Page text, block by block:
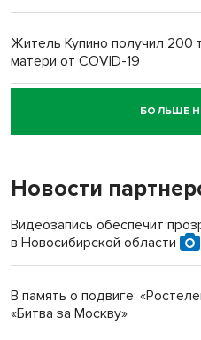
Житель Купино получил 200
матери от COVID-19
Новосибирский суд наказал
пенсионерки на вокзале
«Мы живём на пастбище!»: в
терроризируют жителей
Инвалид получил условный
Новосибирский
БОЛЬШЕ
Новости
Видеозапись обеспечит
в Новосибирской области
В память о подвиге:
«Битва за Москву»